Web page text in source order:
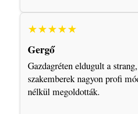
★★★★★
Gergő
Gazdagréten eldugult a
szakemberek nagyon profi
nélkül megoldották.